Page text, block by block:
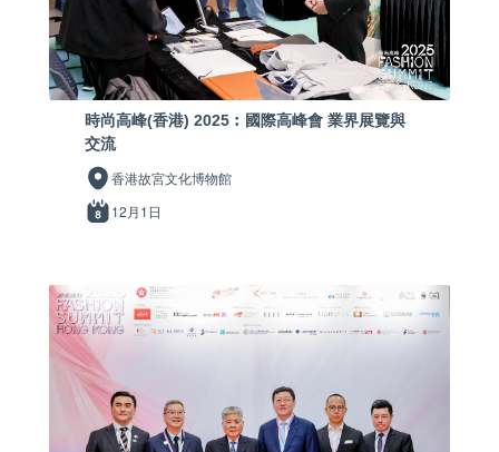
時尚高峰(香港) 2025︰國際高峰會 業界展覽與
交流
香港故宮文化博物館
12月1日